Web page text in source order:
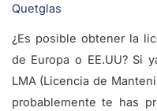
Quetglas
¿Es posible obtener la
de Europa o EE.UU? Si
LMA (Licencia de
probablemente te has